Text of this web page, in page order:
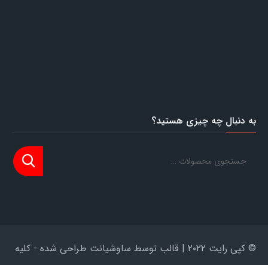
به دنبال چه چیزی هستید؟
© کپی رایت ۲۰۲۲ | قالب توسط ساوشیانت طراحی شده - کلیه